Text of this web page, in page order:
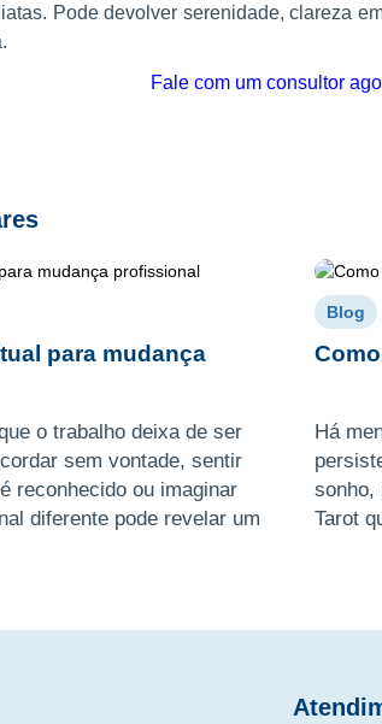
Pode devolver serenidade, clareza
Fale com um consultor
para mudança
o trabalho deixa de ser
sem vontade, sentir
reconhecido ou imaginar
diferente pode revelar um
Blog
Há
sonho,
Tarot